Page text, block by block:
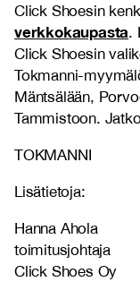
Click Shoesin
verkkokaupasta.
Click Shoesin
Tokmanni-
Mäntsälään,
Tammistoon.
TOKMANNI
Lisätietoja:
Hanna Ahola
toimitusjohtaja
Click Shoes Oy